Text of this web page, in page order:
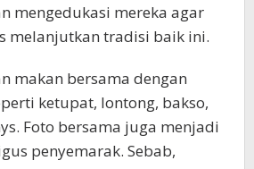
mengedukasi mereka agar
melanjutkan tradisi baik ini.
makan bersama dengan
ketupat, lontong, bakso,
Foto bersama juga menjadi
penyemarak. Sebab,